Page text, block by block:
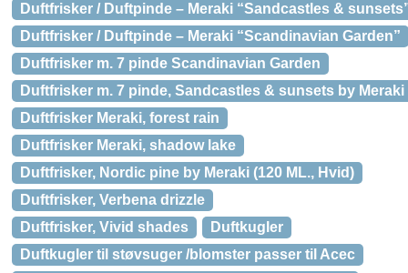
Duftfrisker / Duftpinde – Meraki “Sandcastles &
Duftfrisker / Duftpinde – Meraki “Scandinavian Garden”
Duftfrisker m. 7 pinde Scandinavian Garden
Duftfrisker m. 7 pinde, Sandcastles & sunsets by Meraki
Duftfrisker Meraki, forest rain
Duftfrisker Meraki, shadow lake
Duftfrisker, Nordic pine by Meraki (120 ML., Hvid)
Duftfrisker, Verbena drizzle
Duftfrisker, Vivid shades
Duftkugler
Duftkugler til støvsuger /blomster passer til Acec